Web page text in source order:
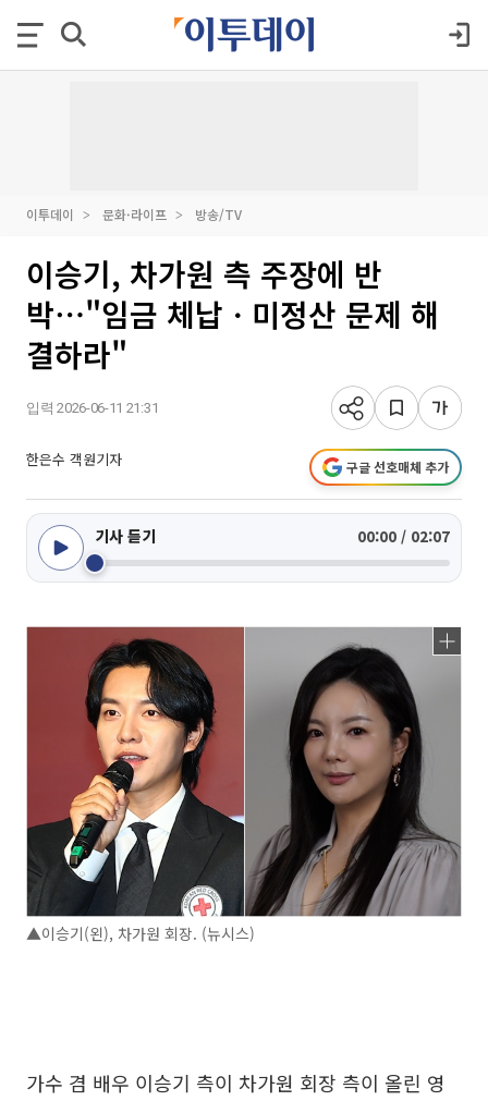
이투데이 문화·라이프 방송/TV
이승기, 차가원 측 주장에 반
박⋯"임금 체납ㆍ미정산 문제 해
결하라"
입력 2026-06-11 21:31
한은수 객원기자 구글 선호매체 추가
기사 듣기 00:00 / 02:07
▲이승기(왼), 차가원 회장. (뉴시스)
가수 겸 배우 이승기 측이 차가원 회장 측이 올린 영